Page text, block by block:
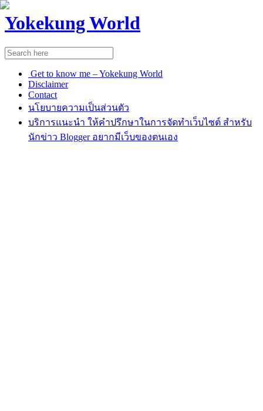
Yokekung World
Get to know me – Yokekung World
Disclaimer
Contact
นโยบายความเป็นส่วนตัว
บริการแนะนำ ให้คำปรึกษาในการจัดทำเว็บไซต์ สำหรับ
นักข่าว Blogger อยากมีเว็บของตนเอง